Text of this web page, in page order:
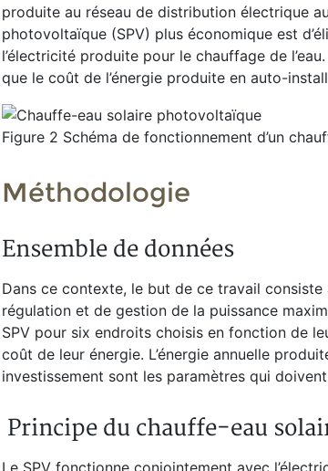
produite au réseau de distribution électrique
photovoltaïque (SPV) plus économique est
l’électricité produite pour le chauffage de
que le coût de l’énergie produite en auto-
Figure 2 Schéma de fonctionnement d’un
Méthodologie
Ensemble de données
Dans ce contexte, le but de ce travail
régulation et de gestion de la puissance
SPV pour six endroits choisis en fonction de
coût de leur énergie. L’énergie annuelle
investissement sont les paramètres qui
Principe du chauffe-eau